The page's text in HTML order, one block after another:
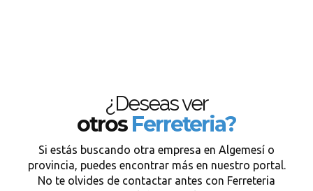
¿Deseas ver
otrosFerreteria?
Si estás buscando otra empresa en Algemesí o
provincia, puedes encontrar más en nuestro portal.
No te olvides de contactar antes con Ferreteria